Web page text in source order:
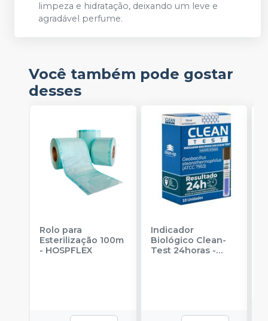
limpeza e hidratação, deixando um leve e
agradável perfume.
Você também pode gostar
desses
Rolo para
Esterilização 100m
- HOSPFLEX
Indicador
Biológico Clean-
Test 24horas-